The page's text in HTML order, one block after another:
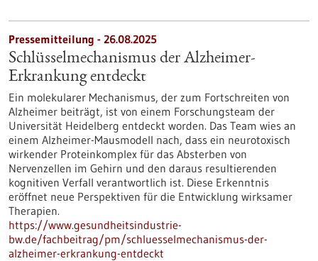
Pressemitteilung - 26.08.2025
Schlüsselmechanismus der Alzheimer-
Erkrankung entdeckt
Ein molekularer Mechanismus, der zum Fortschreiten von
Alzheimer beiträgt, ist von einem Forschungsteam der
Universität Heidelberg entdeckt worden. Das Team wies an
einem Alzheimer-Mausmodell nach, dass ein neurotoxisch
wirkender Proteinkomplex für das Absterben von
Nervenzellen im Gehirn und den daraus resultierenden
kognitiven Verfall verantwortlich ist. Diese Erkenntnis
eröffnet neue Perspektiven für die Entwicklung wirksamer
Therapien.
https://www.gesundheitsindustrie-
bw.de/fachbeitrag/pm/schluesselmechanismus-der-
alzheimer-erkrankung-entdeckt